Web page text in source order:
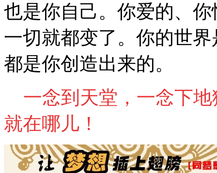
也是你自己。你爱的、
一切就都变了。你的世
都是你创造出来的。
一念到天堂，一念下
就在哪儿！